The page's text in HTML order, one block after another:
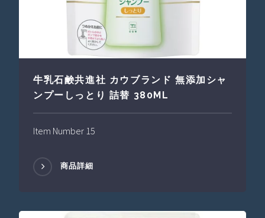
牛乳石鹸共進社 カウブランド 無添加シャ
ンプーしっとり 詰替 380ML
Item Number 15
商品詳細